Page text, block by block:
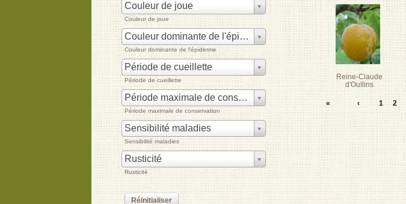
Couleur de joue
Couleur de joue
Couleur dominante de l'épiderme
Couleur dominante de l'épiderme
Période de cueillette
Période de cueillette
Période maximale de conservation
Période maximale de conservation
Sensibilité maladies
Sensibilité maladies
Rusticité
Rusticité
Reine-Claude
d'Oullins
« ‹ 1 2